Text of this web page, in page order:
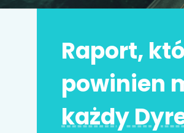
Może to Twojanajlepsza
Adres e-mail*
Raport,
powinien
każdy